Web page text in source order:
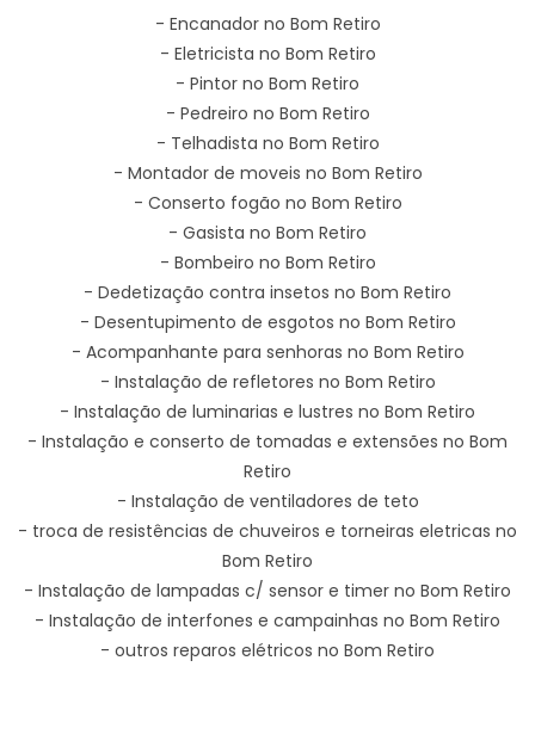
- Encanador no Bom Retiro
- Eletricista no Bom Retiro
- Pintor no Bom Retiro
- Pedreiro no Bom Retiro
- Telhadista no Bom Retiro
- Montador de moveis no Bom Retiro
- Conserto fogão no Bom Retiro
- Gasista no Bom Retiro
- Bombeiro no Bom Retiro
- Dedetização contra insetos no Bom Retiro
- Desentupimento de esgotos no Bom Retiro
- Acompanhante para senhoras no Bom Retiro
- Instalação de refletores no Bom Retiro
- Instalação de luminarias e lustres no Bom Retiro
- Instalação e conserto de tomadas e extensões no Bom
Retiro
- Instalação de ventiladores de teto
- troca de resistências de chuveiros e torneiras eletricas no
Bom Retiro
- Instalação de lampadas c/ sensor e timer no Bom Retiro
- Instalação de interfones e campainhas no Bom Retiro
- outros reparos elétricos no Bom Retiro